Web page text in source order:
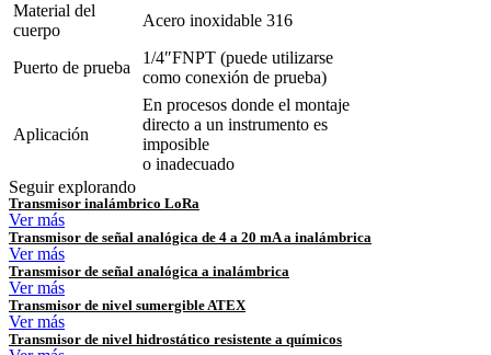
Material del
cuerpo
Acero inoxidable 316
Puerto de prueba
1/4″FNPT (puede utilizarse
como conexión de prueba)
Aplicación
En procesos donde el montaje
directo a un instrumento es
imposible
o inadecuado
Seguir explorando
Transmisor inalámbrico LoRa
Ver más
Transmisor de señal analógica de 4 a 20 mA a inalámbrica
Ver más
Transmisor de señal analógica a inalámbrica
Ver más
Transmisor de nivel sumergible ATEX
Ver más
Transmisor de nivel hidrostático resistente a químicos